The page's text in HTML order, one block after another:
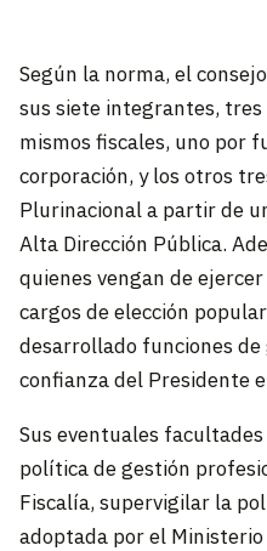
Según la norma, el
sus siete integrantes,
mismos fiscales, uno por
corporación, y los otros
Plurinacional a partir de
Alta Dirección Pública.
quienes vengan de
cargos de elección
desarrollado funciones
confianza del Presidente
Sus eventuales
política de gestión
Fiscalía, supervigilar la
adoptada por el